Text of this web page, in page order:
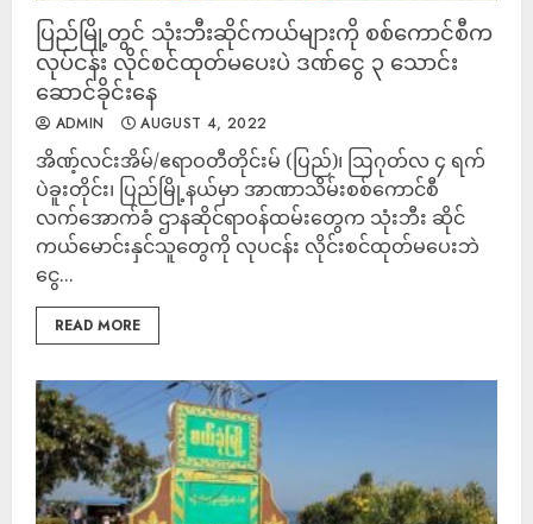
ပြည်မြို့တွင် သုံးဘီးဆိုင်ကယ်များကို စစ်ကောင်စီက
လုပ်ငန်း လိုင်စင်ထုတ်မပေးပဲ ဒဏ်ငွေ ၃ သောင်း
ဆောင်ခိုင်းနေ
ADMIN AUGUST 4, 2022
အိဏ့်လင်းအိမ်/ဧရာဝတီတိုင်းမ် (ပြည်)၊ ဩဂုတ်လ ၄ ရက်
ပဲခူးတိုင်း၊ ပြည်မြို့နယ်မှာ အာဏာသိမ်းစစ်ကောင်စီ
လက်အောက်ခံ ဌာနဆိုင်ရာဝန်ထမ်းတွေက သုံးဘီး ဆိုင်
ကယ်မောင်းနှင်သူတွေကို လုပငန်း လိုင်းစင်ထုတ်မပေးဘဲ
ငွေ...
READ MORE